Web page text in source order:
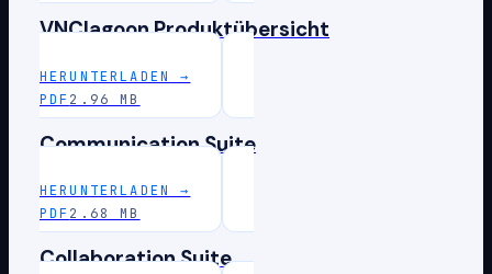
VNClagoon Produktübersicht
HERUNTERLADEN
→
PDF 2.96 MB
Communication Suite
HERUNTERLADEN
→
PDF 2.68 MB
Collaboration Suite